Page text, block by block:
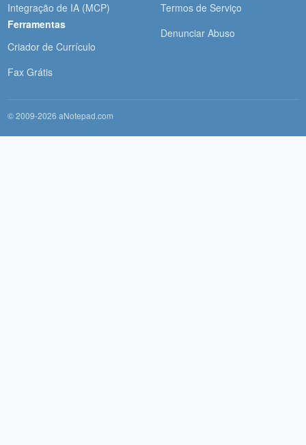
Integração de IA (MCP)
Ferramentas
Criador de Currículo
Fax Grátis
Termos de Serviço
Denunciar Abuso
© 2009-2026 aNotepad.com